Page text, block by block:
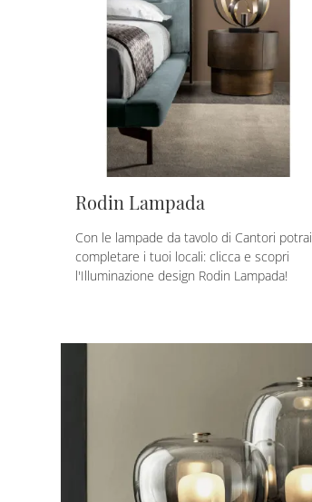
Rodin Lampada
Con le lampade da tavolo di Cantori potrai
completare i tuoi locali: clicca e scopri
l'Illuminazione design Rodin Lampada!